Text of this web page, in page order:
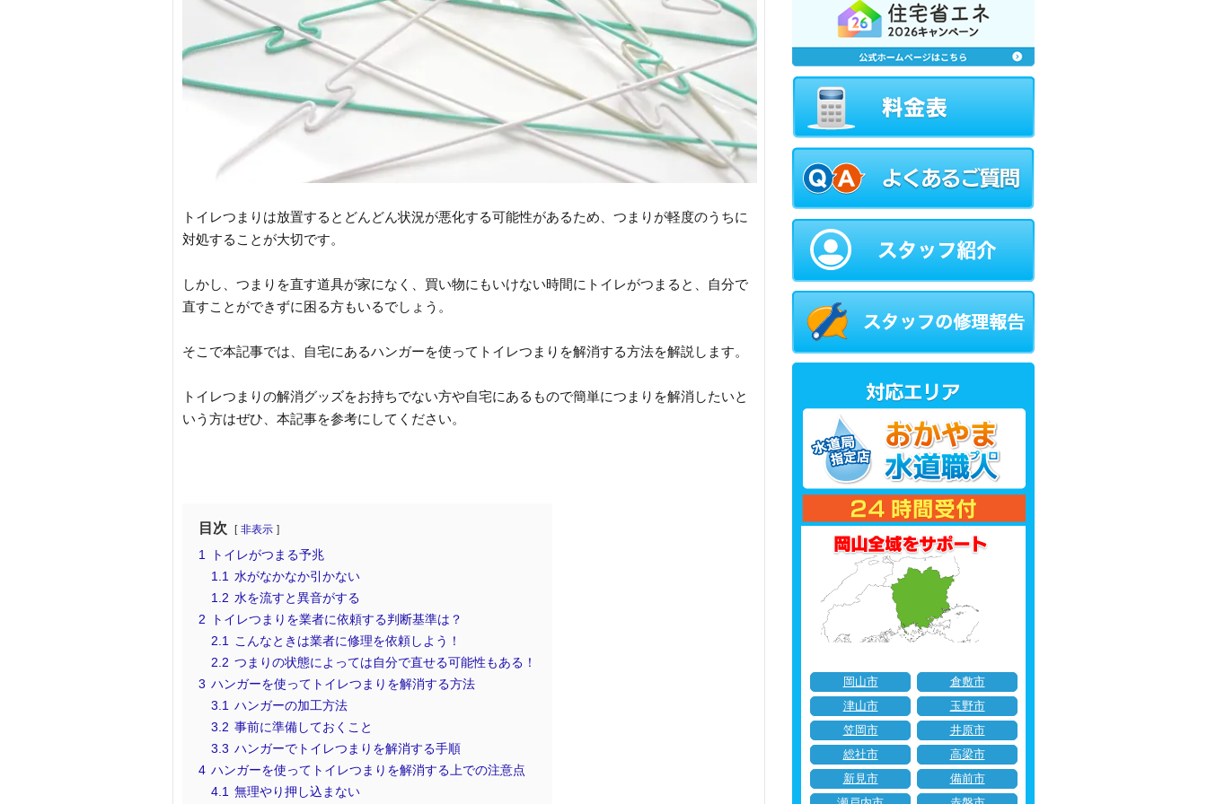
トイレつまりは放置するとどんどん状況が悪化する可能性があるため、つまりが軽度のうちに
対処することが大切です。
しかし、つまりを直す道具が家になく、買い物にもいけない時間にトイレがつまると、自分で
直すことができずに困る方もいるでしょう。
そこで本記事では、自宅にあるハンガーを使ってトイレつまりを解消する方法を解説します。
トイレつまりの解消グッズをお持ちでない方や自宅にあるもので簡単につまりを解消したいと
いう方はぜひ、本記事を参考にしてください。
目次 非表示
1
トイレがつまる予兆
1.1 水がなかなか引かない
1.2 水を流すと異音がする
2
トイレつまりを業者に依頼する判断基準は？
2.1 こんなときは業者に修理を依頼しよう！
2.2 つまりの状態によっては自分で直せる可能性もある！
3 ハンガーを使ってトイレつまりを解消する方法
3.1 ハンガーの加工方法
3.2 事前に準備しておくこと
3.3 ハンガーでトイレつまりを解消する手順
4 ハンガーを使ってトイレつまりを解消する上での注意点
4.1 無理やり押し込まない
岡山市
倉敷市
津山市
玉野市
笠岡市
井原市
総社市
高梁市
新見市
備前市